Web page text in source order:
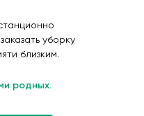
уборку
близким.
родных.